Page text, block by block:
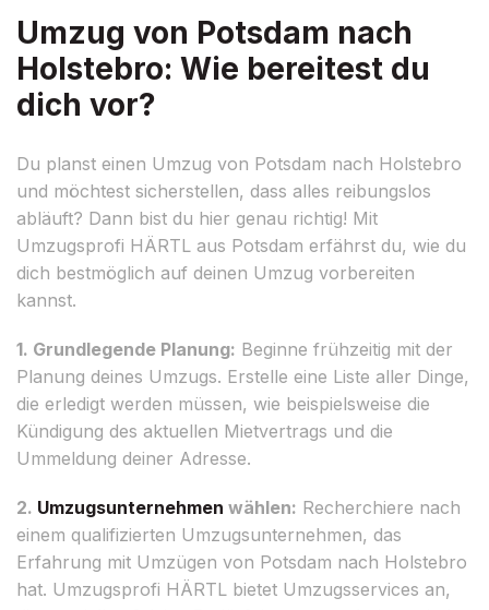
Umzug von Potsdam nach
Holstebro: Wie bereitest du
dich vor?
Du planst einen Umzug von Potsdam nach Holstebro
und möchtest sicherstellen, dass alles reibungslos
abläuft? Dann bist du hier genau richtig! Mit
Umzugsprofi HÄRTL aus Potsdam erfährst du, wie du
dich bestmöglich auf deinen Umzug vorbereiten
kannst.
1. Grundlegende Planung: Beginne frühzeitig mit der
Planung deines Umzugs. Erstelle eine Liste aller Dinge,
die erledigt werden müssen, wie beispielsweise die
Kündigung des aktuellen Mietvertrags und die
Ummeldung deiner Adresse.
2. Umzugsunternehmen wählen: Recherchiere nach
einem qualifizierten Umzugsunternehmen, das
Erfahrung mit Umzügen von Potsdam nach Holstebro
hat. Umzugsprofi HÄRTL bietet Umzugsservices an,